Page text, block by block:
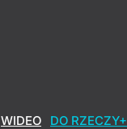
WIDEO DO RZECZY+